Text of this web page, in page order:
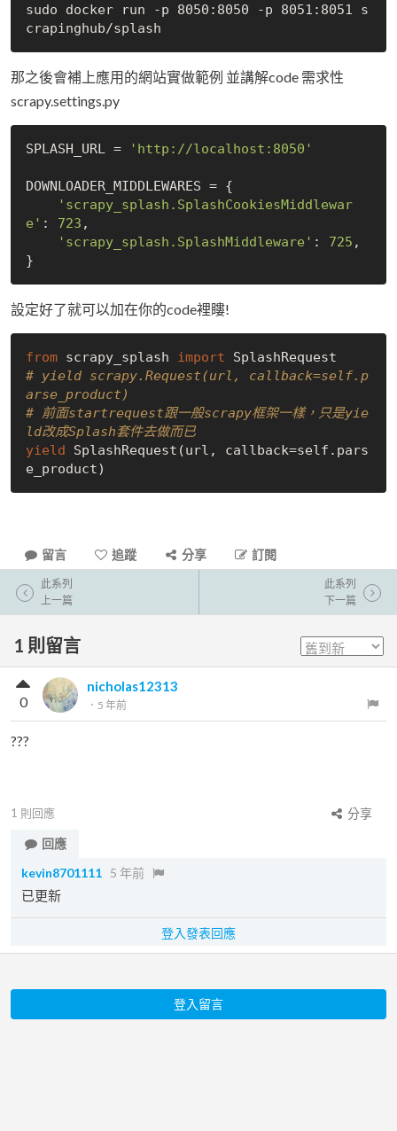
sudo docker run -p 8050:8050 -p 8051:8051 s
那之後會補上應用的網站實做範例 並講解code 需求性
scrapy.settings.py
SPLASH_URL = 'http://localhost:8050'
DOWNLOADER_MIDDLEWARES = {
'scrapy_splash.SplashCookiesMiddlewar
e' : 723 ,
'scrapy_splash.SplashMiddleware' : 725 ,
設定好了就可以加在你的code裡瞜!
from scrapy_splash import
# yield scrapy.Request(url, callback=self.p
arse_product)
# 前面startrequest跟一般scrapy框架一樣，只是yie
ld改成Splash套件去做而已
yield SplashRequest(url, callback=self.pars
留言 追蹤 分享 訂閱
此系列
上一篇
此系列
下一篇
1 則留言
nicholas12313
． 5 年前
0
???
1 則回應
分享
回應
kevin8701111 5 年前
已更新
登入發表回應
登入留言